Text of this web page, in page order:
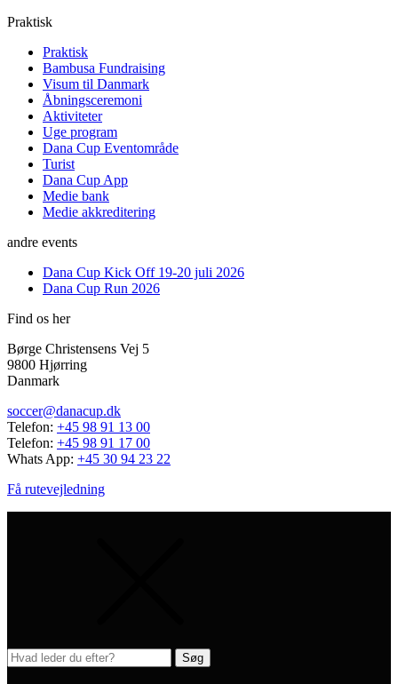
Praktisk
Praktisk
Bambusa Fundraising
Visum til Danmark
Åbningsceremoni
Aktiviteter
Uge program
Dana Cup Eventområde
Turist
Dana Cup App
Medie bank
Medie akkreditering
andre events
Dana Cup Kick Off 19-20 juli 2026
Dana Cup Run 2026
Find os her
Børge Christensens Vej 5
9800 Hjørring
Danmark
soccer@danacup.dk
Telefon: +45 98 91 13 00
Telefon: +45 98 91 17 00
Whats App: +45 30 94 23 22
Få rutevejledning